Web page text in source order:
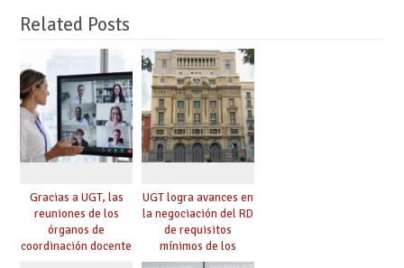
Related Posts
Gracias a UGT, las
reuniones de los
órganos de
coordinación docente
UGT logra avances en
la negociación del RD
de requisitos
mínimos de los
centros educativos y